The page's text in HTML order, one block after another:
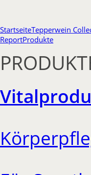
StartseiteTepperwein
ReportProdukte